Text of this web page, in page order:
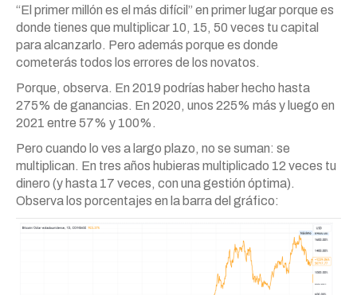
“El primer millón es el más difícil” en primer lugar porque es
donde tienes que multiplicar 10, 15, 50 veces tu capital
para alcanzarlo. Pero además porque es donde
cometerás todos los errores de los novatos.
Porque, observa. En 2019 podrías haber hecho hasta
275% de ganancias. En 2020, unos 225% más y luego en
2021 entre 57% y 100%.
Pero cuando lo ves a largo plazo, no se suman: se
multiplican. En tres años hubieras multiplicado 12 veces tu
dinero (y hasta 17 veces, con una gestión óptima).
Observa los porcentajes en la barra del gráfico: